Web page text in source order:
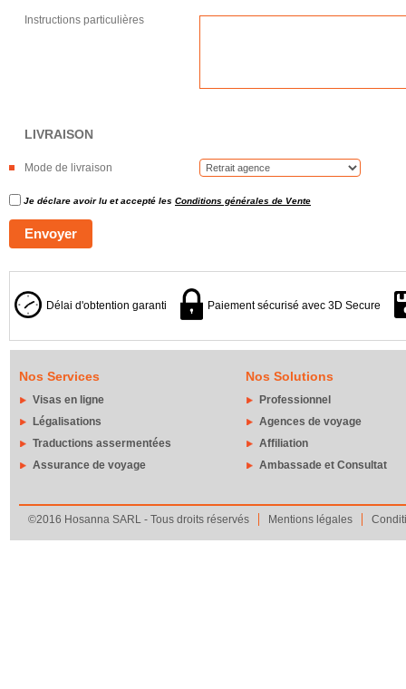
Instructions particulières
LIVRAISON
Mode de livraison
Je déclare avoir lu et accepté les Conditions générales de Vente
Délai d'obtention garanti Paiement sécurisé avec 3D Secure
Nos Services
Visas en ligne
Légalisations
Traductions assermentées
Assurance de voyage
Nos Solutions
Professionnel
Agences de voyage
Affiliation
Ambassade et Consultat
©2016 Hosanna SARL - Tous droits réservés Mentions légales